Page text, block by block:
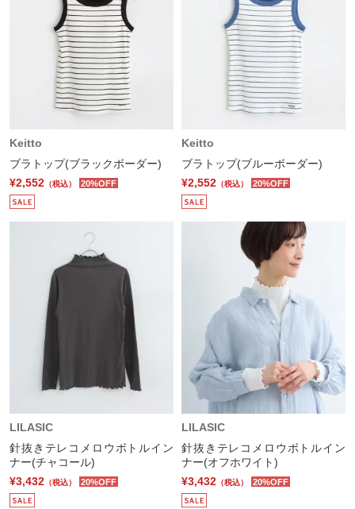
Keitto
ブラトップ(ブラックボーダー)
¥2,552 （税込） 20%OFF
Keitto
ブラトップ(ブルーボーダー)
¥2,552 （税込） 20%OFF
LILASIC
針抜きテレコメロウボトルイン
ナー(チャコール)
¥3,432 （税込） 20%OFF
LILASIC
針抜きテレコメロウボトルイン
ナー(オフホワイト)
¥3,432 （税込） 20%OFF